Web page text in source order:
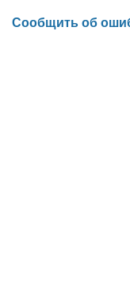
Сообщить об